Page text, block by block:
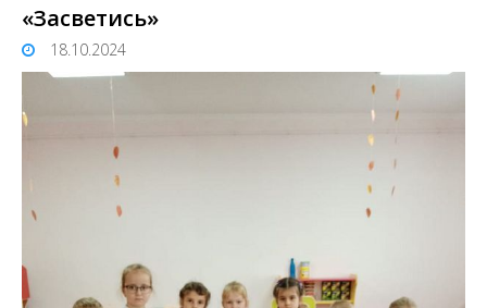
«Засветись»
18.10.2024